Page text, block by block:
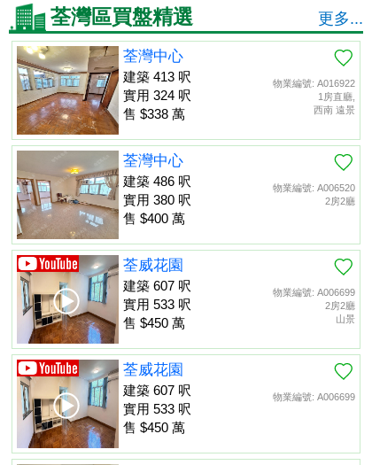
荃灣區買盤精選 更多...
物業編號: A016922
1房直廳,
西南 遠景
荃灣中心
建築 413 呎
實用 324 呎
售 $338 萬
物業編號: A006520
2房2廳
荃灣中心
建築 486 呎
實用 380 呎
售 $400 萬
物業編號: A006699
2房2廳
山景
荃威花園
建築 607 呎
實用 533 呎
售 $450 萬
物業編號: A006699
荃威花園
建築 607 呎
實用 533 呎
售 $450 萬